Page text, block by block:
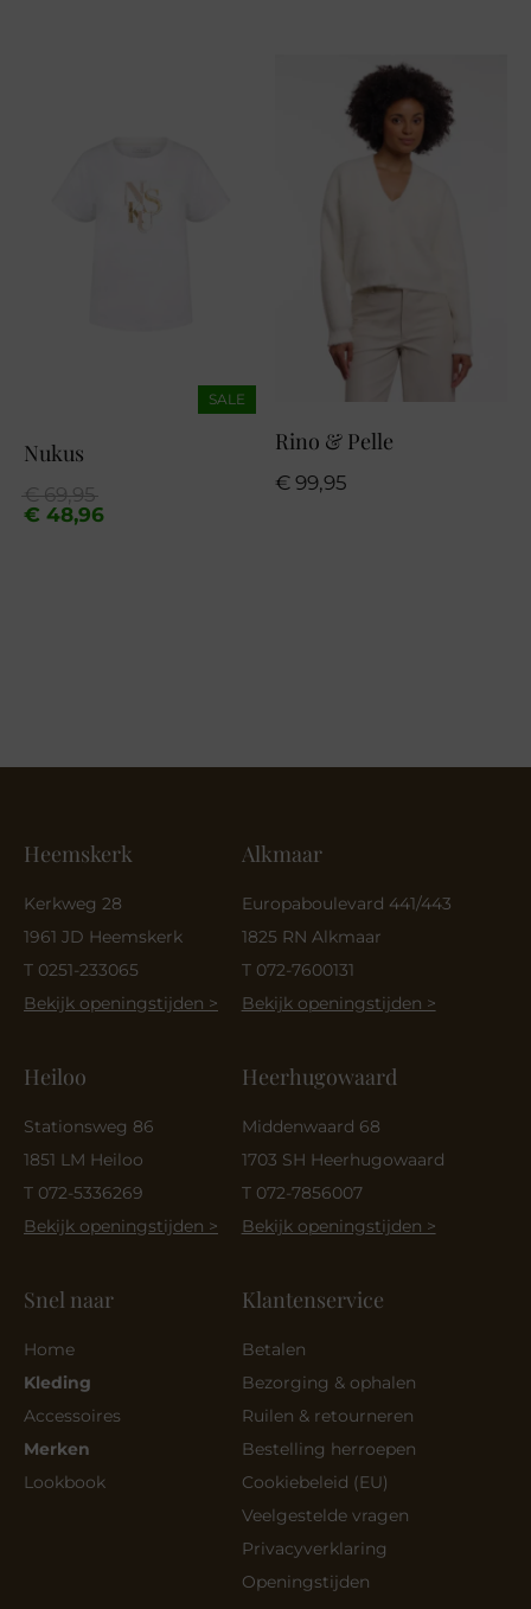
SALE
Nukus
€69,95
Oorspronkelijke
prijs
€ 48,96
Huidige
prijs
Rino & Pelle
€ 99,95
Heemskerk
Kerkweg 28
1961 JD Heemskerk
T 0251-233065
Bekijk openingstijden >
Heiloo
Stationsweg 86
1851 LM Heiloo
T 072-5336269
Bekijk openingstijden >
Alkmaar
Europaboulevard 441/443
1825 RN Alkmaar
T 072-7600131
Bekijk openingstijden >
Heerhugowaard
Middenwaard 68
1703 SH Heerhugowaard
T 072-7856007
Bekijk openingstijden >
Snel naar
Home
Kleding
Accessoires
Merken
Lookbook
Klantenservice
Betalen
Bezorging & ophalen
Ruilen & retourneren
Bestelling herroepen
Cookiebeleid (EU)
Veelgestelde vragen
Privacyverklaring
Openingstijden